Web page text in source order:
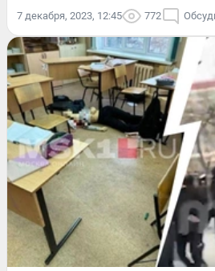
7 декабря, 2023, 12:45 772